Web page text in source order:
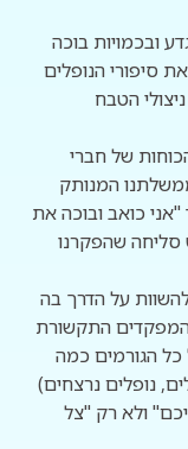
ובכמויות בוכה
סיפורי הנופלים
הטבח
של חברי
המנותק
כואב ובוכה את
סליחה שהפקרנו
על הדרך בה
התקשורת
כל הגורמים כמה
נופלים נרצחים)
ולא רק "צל